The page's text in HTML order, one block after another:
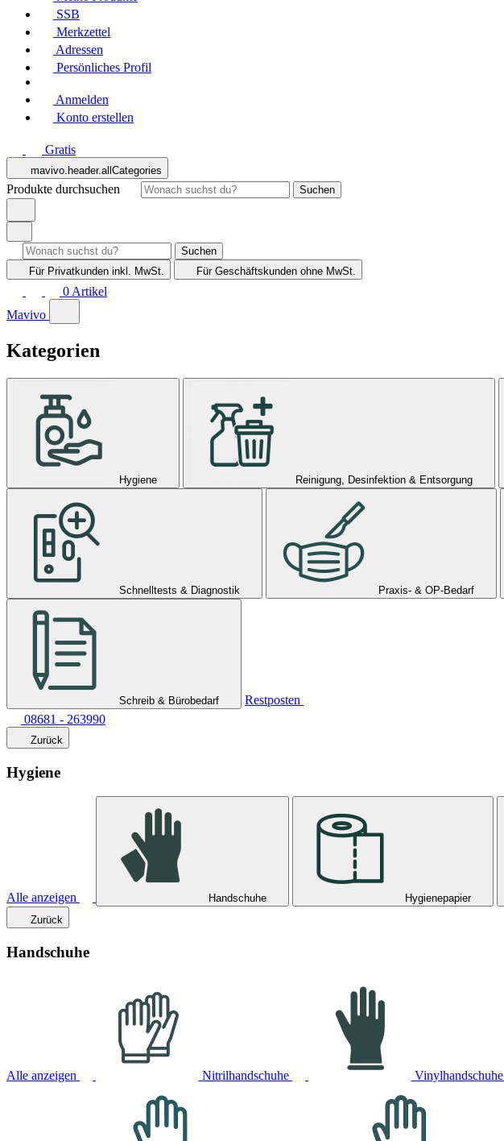
SSB
Merkzettel
Adressen
Persönliches Profil
Anmelden
Konto erstellen
Gratis
mavivo.header.allCategories
Produkte durchsuchen Suchen
Suchen
Für Privatkunden inkl. MwSt. Für Geschäftskunden ohne MwSt.
0 Artikel
Mavivo
Kategorien
Hygiene Reinigung, Desinfektion & Entsorgung
Schnelltests & Diagnostik Praxis- & OP-Bedarf
Schreib & Bürobedarf
Restposten
08681 - 263990
Zurück
Hygiene
Alle anzeigen Handschuhe Hygienepapier
Zurück
Handschuhe
Alle anzeigen Nitrilhandschuhe Vinylhandschuhe